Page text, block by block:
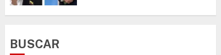
BUSCAR